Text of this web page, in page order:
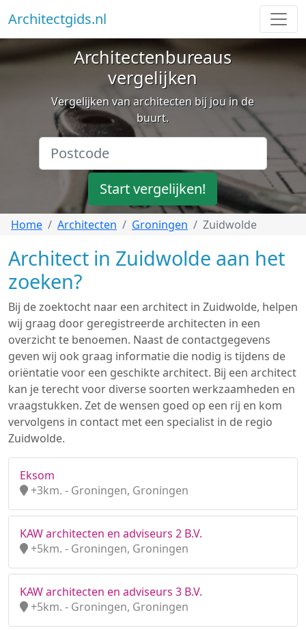
Architectgids.nl
Architectenbureaus
vergelijken
Vergelijken van architecten bij jou in de
buurt.
Start vergelijken!
Home Architecten Groningen Zuidwolde
Architect in Zuidwolde aan het
zoeken?
Bij de zoektocht naar een architect in Zuidwolde, helpen
wij graag door geregistreerde architecten in een
overzicht te benoemen. Naast de contactgegevens
geven wij ook graag informatie die nodig is tijdens de
oriëntatie voor een geschikte architect. Bij een architect
kan je terecht voor diverse soorten werkzaamheden en
vraagstukken. Zet de wensen goed op een rij en kom
vervolgens in contact met een specialist in de regio
Zuidwolde.
Eksom
+3km. - Groningen, Groningen
KAW architecten en adviseurs 2 B.V.
+5km. - Groningen, Groningen
KAW architecten en adviseurs 3 B.V.
+5km. - Groningen, Groningen